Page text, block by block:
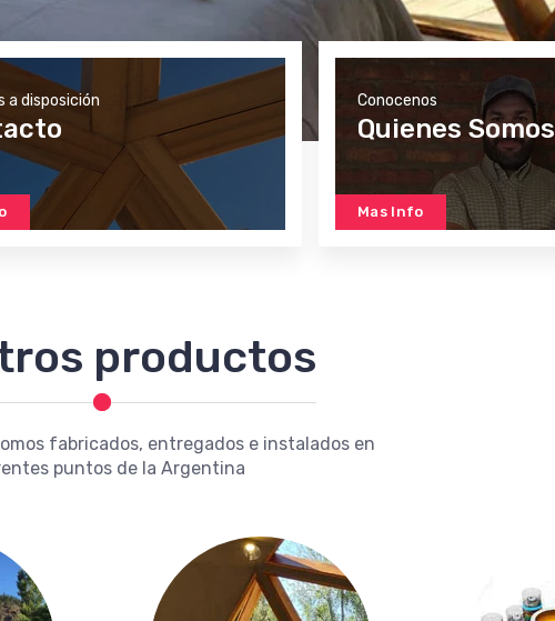
a disposición Conocenos
Quienes Somos
Mas Info
productos
fabricados, entregados e instalados en
puntos de la Argentina